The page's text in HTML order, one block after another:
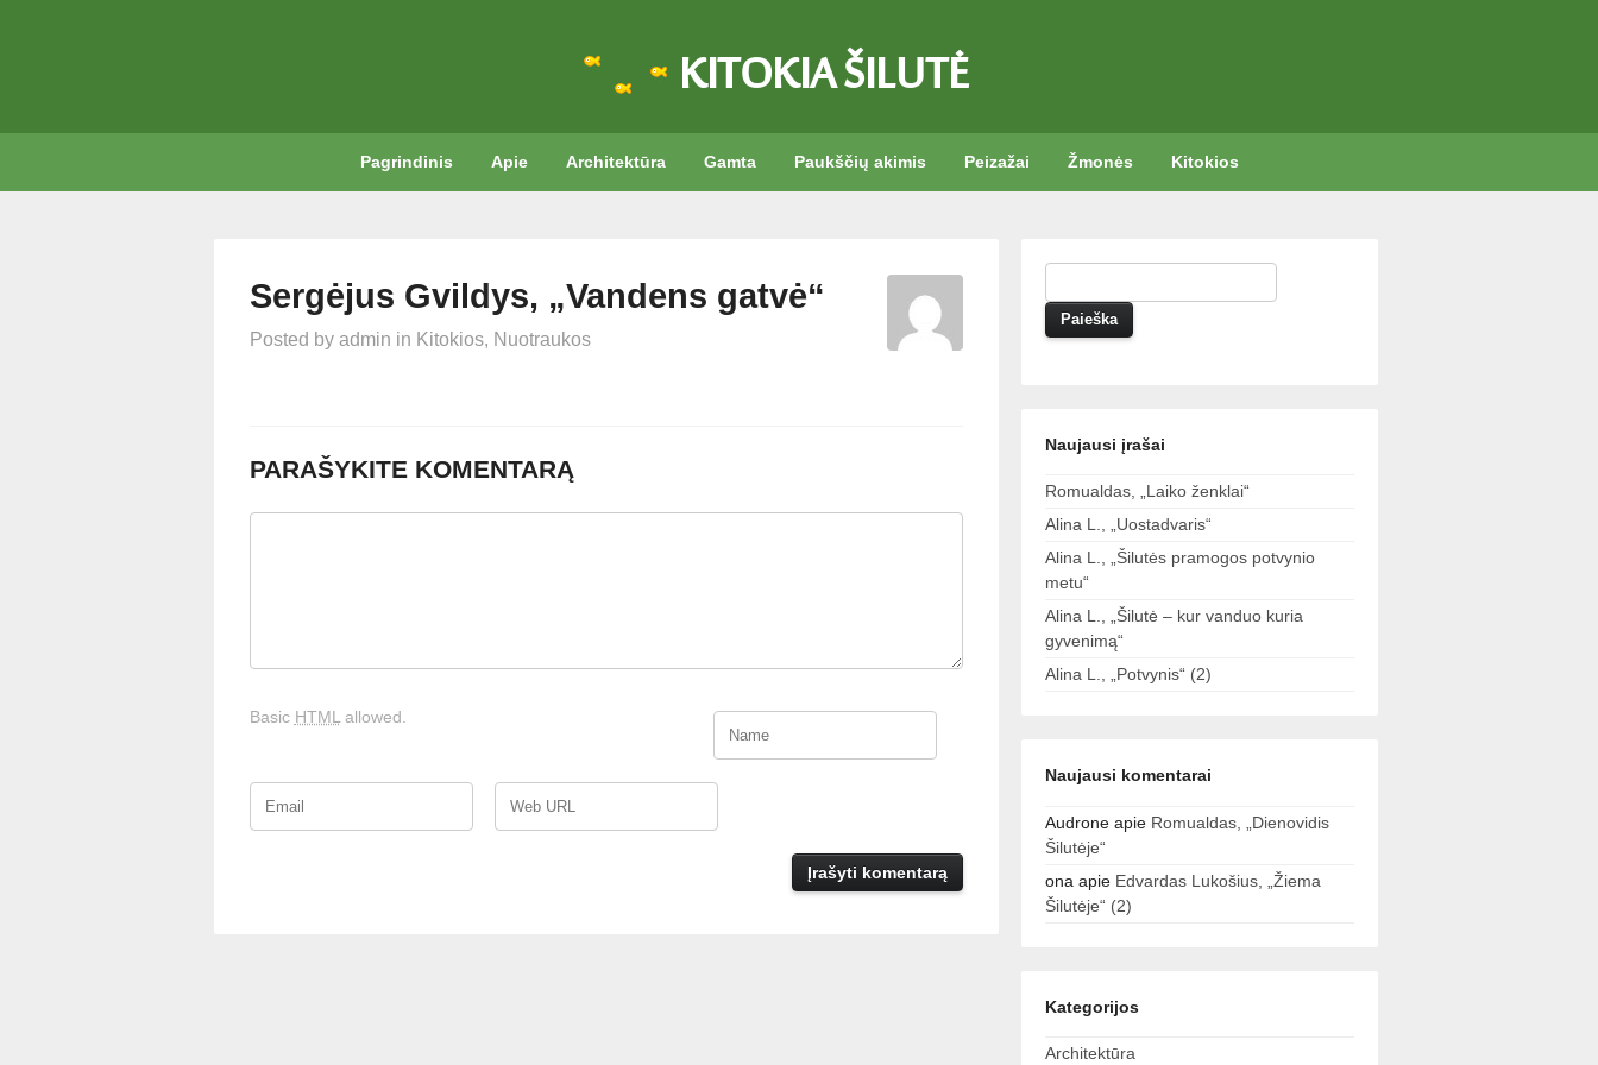
KITOKIA ŠILUTĖ
Pagrindinis Apie Architektūra Gamta Paukščių akimis Peizažai Žmonės Kitokios
Sergėjus Gvildys, „Vandens gatvė“
Posted by admin in Kitokios, Nuotraukos
PARAŠYKITE KOMENTARĄ
Basic HTML allowed.
Naujausi įrašai
Romualdas, „Laiko ženklai“
Alina L., „Uostadvaris“
Alina L., „Šilutės pramogos potvynio
metu“
Alina L., „Šilutė – kur vanduo kuria
gyvenimą“
Alina L., „Potvynis“ (2)
Naujausi komentarai
Audrone apie Romualdas, „Dienovidis
Šilutėje“
ona apie Edvardas Lukošius, „Žiema
Šilutėje“ (2)
Kategorijos
Architektūra